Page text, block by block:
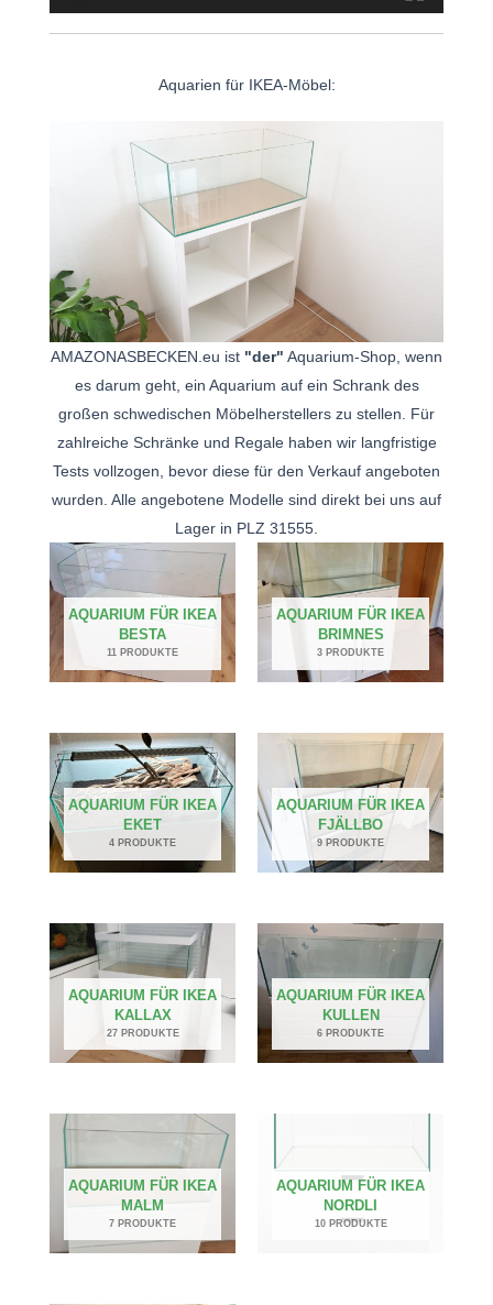
Aquarien für IKEA-Möbel:
AMAZONASBECKEN.eu ist "der" Aquarium-Shop, wenn
es darum geht, ein Aquarium auf ein Schrank des
großen schwedischen Möbelherstellers zu stellen. Für
zahlreiche Schränke und Regale haben wir langfristige
Tests vollzogen, bevor diese für den Verkauf angeboten
wurden. Alle angebotene Modelle sind direkt bei uns auf
Lager in PLZ 31555.
AQUARIUM FÜR IKEA
BESTA
11 PRODUKTE
AQUARIUM FÜR IKEA
BRIMNES
3 PRODUKTE
AQUARIUM FÜR IKEA
EKET
4 PRODUKTE
AQUARIUM FÜR IKEA
FJÄLLBO
9 PRODUKTE
AQUARIUM FÜR IKEA
KALLAX
27 PRODUKTE
AQUARIUM FÜR IKEA
KULLEN
6 PRODUKTE
AQUARIUM FÜR IKEA
MALM
7 PRODUKTE
AQUARIUM FÜR IKEA
NORDLI
10 PRODUKTE